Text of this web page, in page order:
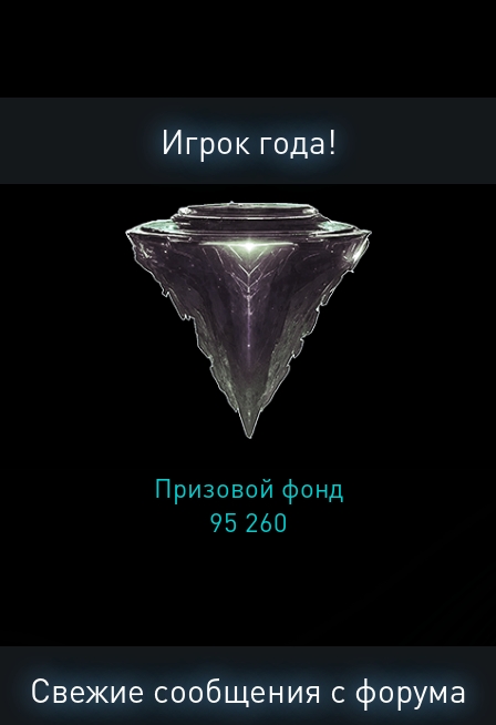
Игрок года!
Призовой фонд
95 260
Свежие сообщения с форума